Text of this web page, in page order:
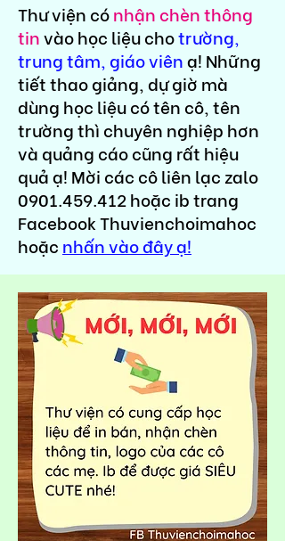
Thư viện cónhận chèn thông
tinvào học liệu chotrường,
trung tâm, giáo viênạ! Những
tiết thao giảng, dự giờ mà
dùng học liệu có tên cô, tên
trường thì chuyên nghiệp hơn
và quảng cáo cũng rất hiệu
quả ạ! Mời các cô liên lạc zalo
0901.459.412hoặc ib trang
Facebook Thuvienchoimahoc
hoặc nhấn vào đây ạ!